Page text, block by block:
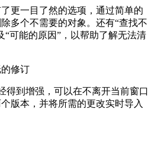
更一目了然的选项，通过简单的
多个不需要的对象。还有“查找不
“可能的原因”，以帮助了解无法清
修订
得到增强，可以在不离开当前窗口
版本，并将所需的更改实时导入